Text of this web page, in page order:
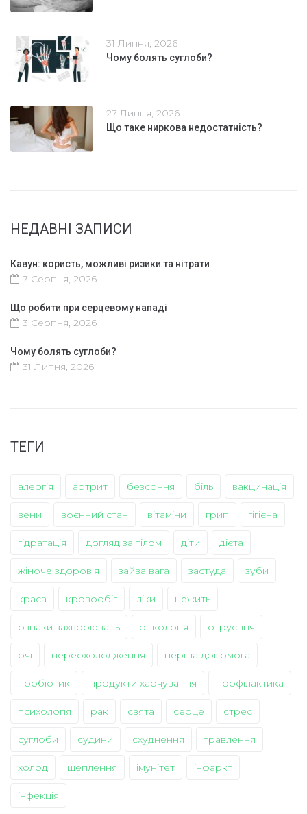
31 Липня, 2026
Чому болять суглоби?
27 Липня, 2026
Що таке ниркова недостатність?
НЕДАВНІ ЗАПИСИ
Кавун: користь, можливі ризики та нітрати
7 Серпня, 2026
Що робити при серцевому нападі
3 Серпня, 2026
Чому болять суглоби?
31 Липня, 2026
ТЕГИ
алергія артрит безсоння біль вакцинація
вени воєнний стан вітаміни грип гігієна
гідратація догляд за тілом діти дієта
жіноче здоров'я зайва вага застуда зуби
краса кровообіг ліки нежить
ознаки захворювань онкологія отруєння
очі переохолодження перша допомога
пробіотик продукти харчування профілактика
психологія рак свята серце стрес
суглоби судини схуднення травлення
холод щеплення імунітет інфаркт
інфекція